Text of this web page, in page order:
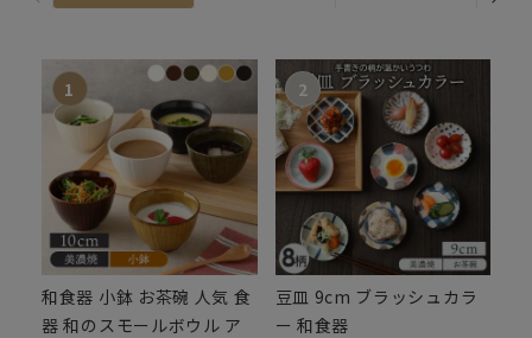
和食器 小鉢 お茶碗 人気 食
器 和のスモールボウル ア
豆皿 9cm ブラッシュカラ
ー 和食器